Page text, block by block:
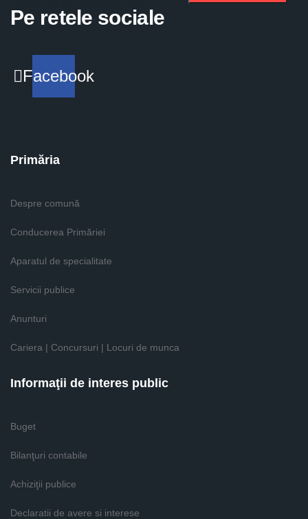
Pe retele sociale
Facebook
Primăria
Despre comună
Conducerea Primăriei
Aparatul de specialitate
Servicii publice
Anunturi
Cariera | Concursuri | Locuri de munca
Informaţii de interes public
Buget
Bilanţuri contabile
Achiziţii publice
Declaratii de avere si interese